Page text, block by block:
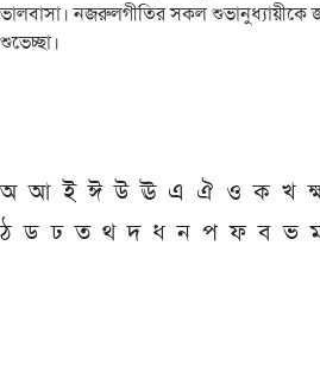
ভালবাসা। নজরুলগীতির সকল শুভানুধ্যায়ীকে
শুভেচ্ছা।
অ আ ই ঈ উ ঊ এ ঐ ও ক খ
ঠ ড ঢ ত থ দ ধ ন প ফ ব ভ